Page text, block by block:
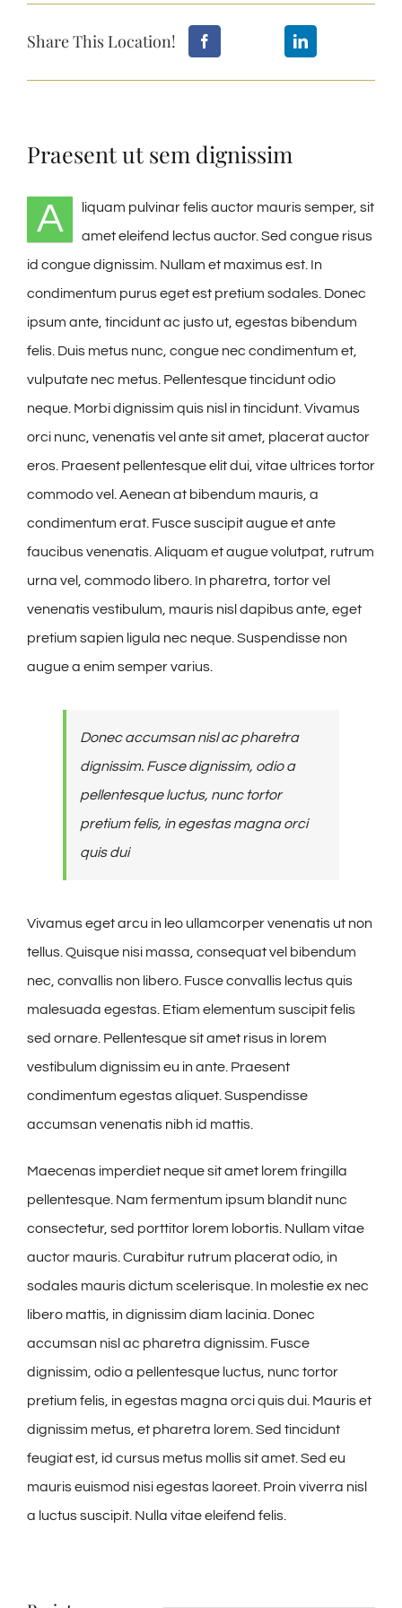
Share This Location!
Praesent ut sem dignissim
A
liquam pulvinar felis auctor mauris semper, sit
amet eleifend lectus auctor. Sed congue risus
id congue dignissim. Nullam et maximus est. In
condimentum purus eget est pretium sodales. Donec
ipsum ante, tincidunt ac justo ut, egestas bibendum
felis. Duis metus nunc, congue nec condimentum et,
vulputate nec metus. Pellentesque tincidunt odio
neque. Morbi dignissim quis nisl in tincidunt. Vivamus
orci nunc, venenatis vel ante sit amet, placerat auctor
eros. Praesent pellentesque elit dui, vitae ultrices tortor
commodo vel. Aenean at bibendum mauris, a
condimentum erat. Fusce suscipit augue et ante
faucibus venenatis. Aliquam et augue volutpat, rutrum
urna vel, commodo libero. In pharetra, tortor vel
venenatis vestibulum, mauris nisl dapibus ante, eget
pretium sapien ligula nec neque. Suspendisse non
augue a enim semper varius.
Donec accumsan nisl ac pharetra
dignissim. Fusce dignissim, odio a
pellentesque luctus, nunc tortor
pretium felis, in egestas magna orci
quis dui
Vivamus eget arcu in leo ullamcorper venenatis ut non
tellus. Quisque nisi massa, consequat vel bibendum
nec, convallis non libero. Fusce convallis lectus quis
malesuada egestas. Etiam elementum suscipit felis
sed ornare. Pellentesque sit amet risus in lorem
vestibulum dignissim eu in ante. Praesent
condimentum egestas aliquet. Suspendisse
accumsan venenatis nibh id mattis.
Maecenas imperdiet neque sit amet lorem fringilla
pellentesque. Nam fermentum ipsum blandit nunc
consectetur, sed porttitor lorem lobortis. Nullam vitae
auctor mauris. Curabitur rutrum placerat odio, in
sodales mauris dictum scelerisque. In molestie ex nec
libero mattis, in dignissim diam lacinia. Donec
accumsan nisl ac pharetra dignissim. Fusce
dignissim, odio a pellentesque luctus, nunc tortor
pretium felis, in egestas magna orci quis dui. Mauris et
dignissim metus, et pharetra lorem. Sed tincidunt
feugiat est, id cursus metus mollis sit amet. Sed eu
mauris euismod nisi egestas laoreet. Proin viverra nisl
a luctus suscipit. Nulla vitae eleifend felis.